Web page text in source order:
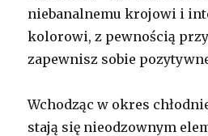
niebanalnemu krojowi i
kolorowi, z pewnością
zapewnisz sobie
Wchodząc w okres
stają się nieodzownym